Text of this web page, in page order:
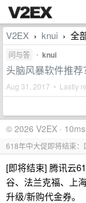
V2EX › knui › 全
问与答 • knui
头脑风暴软件推
Aug 31, 2017 • Lastly
© 2026 V2EX ·
618年中大促即将结束
[即将结束] 腾讯云
谷、法兰克福、上
升级/新购代金券。